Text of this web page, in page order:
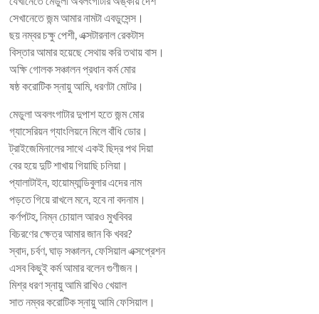
সেখানেতে জন্ম আমার নামটা এবডুসেন্স।
ছয় নম্বর চক্ষু পেশী, এক্সটারনাল রেকটাস
বিস্তার আমার হয়েছে সেথায় করি তথায় বাস।
অক্ষি গোলক সঞ্চালন প্রধান কর্ম মোর
ষষ্ঠ করোটিক স্নায়ু আমি, ধরণটা মোটর।
মেডুলা অবলংগাটার দুপাশ হতে জন্ম মোর
গ্যাসেরিয়ন গ্যাংলিয়নে মিলে বাঁধি ডোর।
ট্রাইজেমিনালের সাথে একই ছিদ্র পথ দিয়া
বের হয়ে দুটি শাখায় গিয়াছি চলিয়া।
প্যালাটাইন, হায়োম্যান্ডিবুলার এদের নাম
পড়তে গিয়ে রাখলে মনে, হবে না বদনাম।
কর্ণপটহ, নিম্ন চোয়াল আরও মুখবিবর
বিচরণের ক্ষেত্র আমার জান কি খবর?
স্বাদ, চর্বণ, ঘাড় সঞ্চালন, ফেসিয়াল এক্সপ্রেশন
এসব কিছুই কর্ম আমার বলেন গুণীজন।
মিশ্র ধরণ স্নায়ু আমি রাখিও খেয়াল
সাত নম্বর করোটিক স্নায়ু আমি ফেসিয়াল।